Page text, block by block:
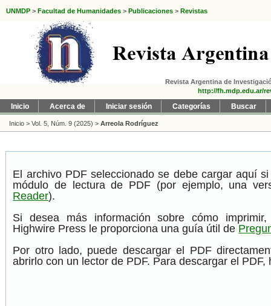
UNMDP > Facultad de Humanidades > Publicaciones > Revistas
Revista Argentina de
http://fh.mdp.edu.ar/
Inicio Acerca de Iniciar sesión Categorías Buscar
Inicio > Vol. 5, Núm. 9 (2025) > Arreola Rodríguez
El archivo PDF seleccionado se debe cargar aquí
módulo de lectura de PDF (por ejemplo, una
Reader).
Si desea más información sobre cómo
Highwire Press le proporciona una guía útil de
Por otro lado, puede descargar el PDF
abrirlo con un lector de PDF. Para descargar el